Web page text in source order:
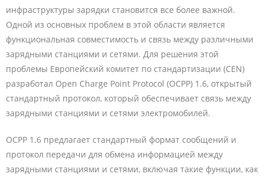
инфраструктуры зарядки становится все более важной.
Одной из основных проблем в этой области является
функциональная совместимость и связь между различными
зарядными станциями и сетями. Для решения этой
проблемы Европейский комитет по стандартизации (CEN)
разработал Open Charge Point Protocol (OCPP) 1.6, открытый
стандартный протокол, который обеспечивает связь между
зарядными станциями и сетями электромобилей.
OCPP 1.6 предлагает стандартный формат сообщений и
протокол передачи для обмена информацией между
зарядными станциями и сетями, включая такие функции, как